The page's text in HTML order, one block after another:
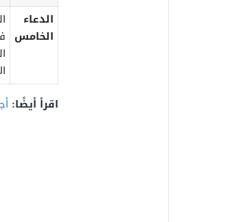
الدعاء
الخامس
اقرأ أيضًا: